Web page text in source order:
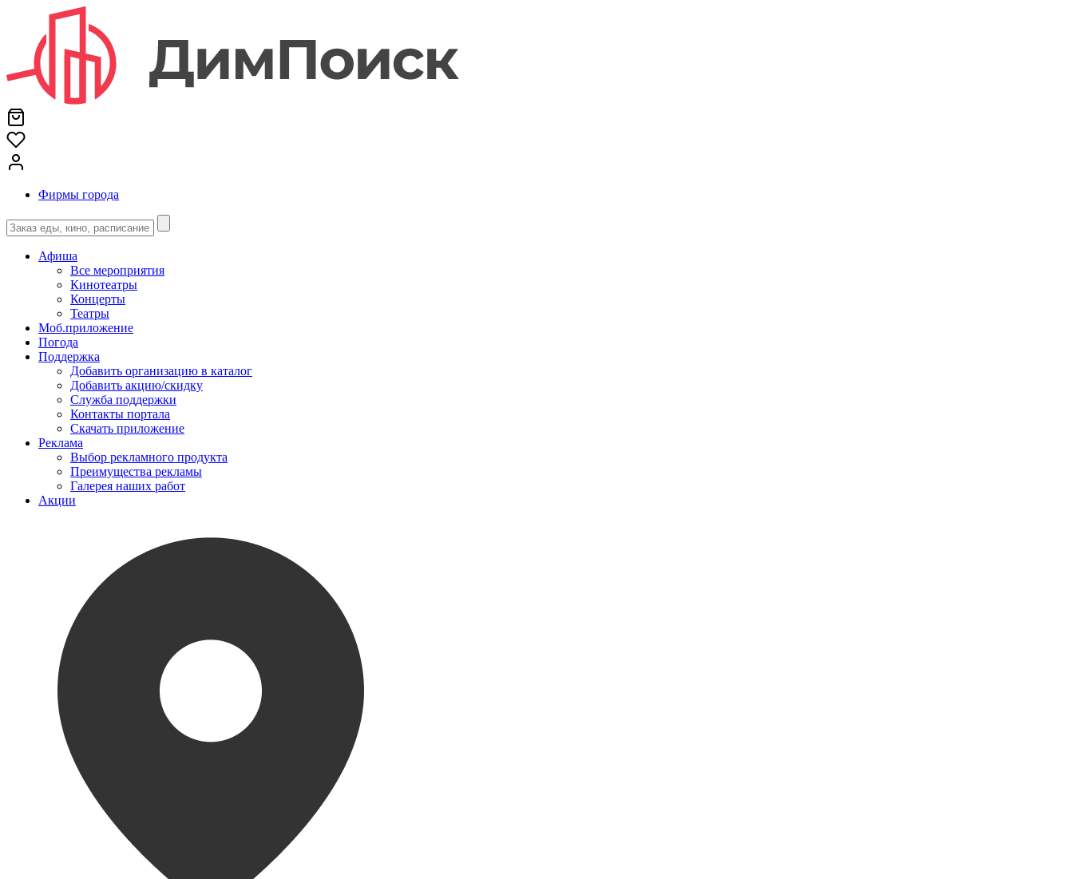
Фирмы города
Афиша
Все мероприятия
Кинотеатры
Концерты
Театры
Моб.приложение
Погода
Поддержка
Добавить организацию в каталог
Добавить акцию/скидку
Служба поддержки
Контакты портала
Скачать приложение
Реклама
Выбор рекламного продукта
Преимущества рекламы
Галерея наших работ
Акции